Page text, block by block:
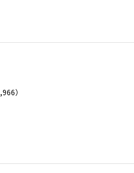
）